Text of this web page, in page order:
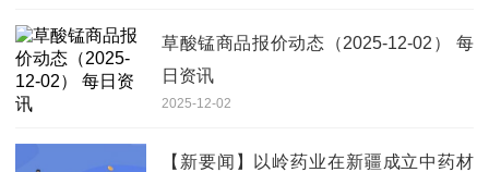
草酸锰商品报价动态（2025-12-02） 每
日资讯
2025-12-02
【新要闻】以岭药业在新疆成立中药材